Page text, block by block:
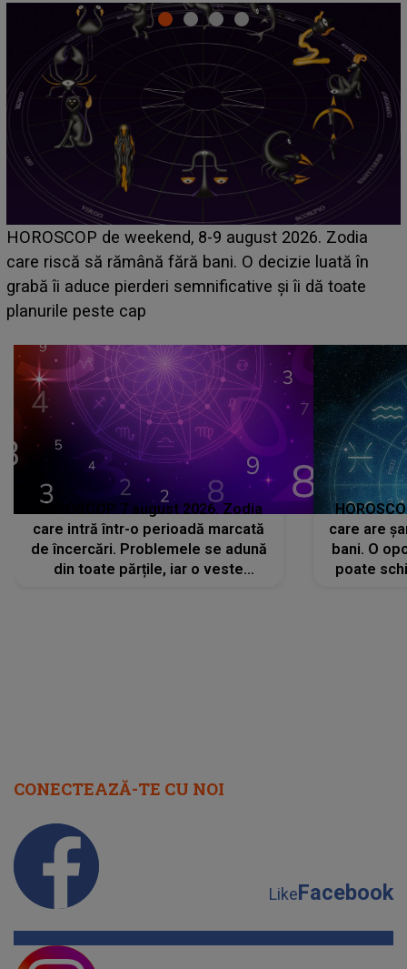
Emanuel a ținut ACEST DETALIU ASCUNS până
acum! În fața Alexandrei, concurentul din Casa Iubirii
face o MĂRTURISIRE NEAȘTEPTATĂ despre mama
sa: "I-am spus și ei în față, eu nu te iubesc pentru
HOROSCOP 7 august 2026. Zodia
care intră într-o perioadă marcată
de încercări. Problemele se adună
din toate părțile, iar o veste
care are
bani. O
poate
CONECTEAZĂ-TE CU NOI
LikeFacebook